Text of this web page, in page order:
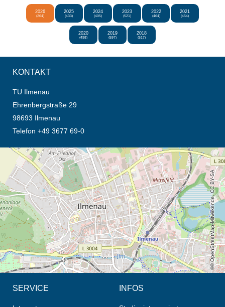
2026
(264)
2025
(433)
2024
(405)
2023
(521)
2022
(464)
2021
(454)
2020
(498)
2019
(597)
2018
(517)
KONTAKT
TU Ilmenau
Ehrenbergstraße 29
98693 Ilmenau
Telefon +49 3677 69-0
Öffnet die Anfahrtsbeschreibung in neuem Tab (Karte)
© OpenStreetMap-Mitwirkende, CC BY-SA
SERVICE INFOS